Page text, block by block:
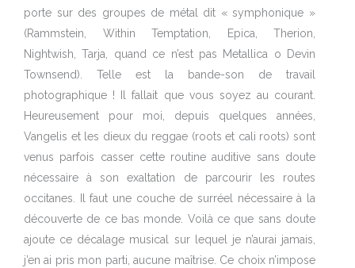
porte sur des groupes de métal dit « symphonique »
(Rammstein, Within Temptation, Epica, Therion,
Nightwish, Tarja, quand ce n’est pas Metallica o Devin
Townsend). Telle est la bande-son de travail
photographique ! Il fallait que vous soyez au courant.
Heureusement pour moi, depuis quelques années,
Vangelis et les dieux du reggae (roots et cali roots) sont
venus parfois casser cette routine auditive sans doute
nécessaire à son exaltation de parcourir les routes
occitanes. Il faut une couche de surréel nécessaire à la
découverte de ce bas monde. Voilà ce que sans doute
ajoute ce décalage musical sur lequel je n’aurai jamais,
j’en ai pris mon parti, aucune maîtrise. Ce choix n’impose